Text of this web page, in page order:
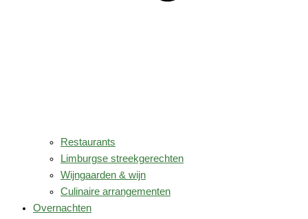
Restaurants
Limburgse streekgerechten
Wijngaarden & wijn
Culinaire arrangementen
Overnachten